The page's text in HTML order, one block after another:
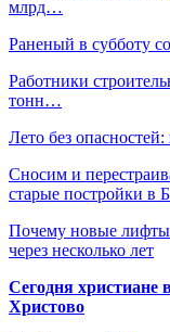
млрд…
Раненый в субботу
Работники
тонн…
Лето без
Сносим и
старые постройки в
Почему новые лифты
через несколько лет
Сегодня христиане
Христово